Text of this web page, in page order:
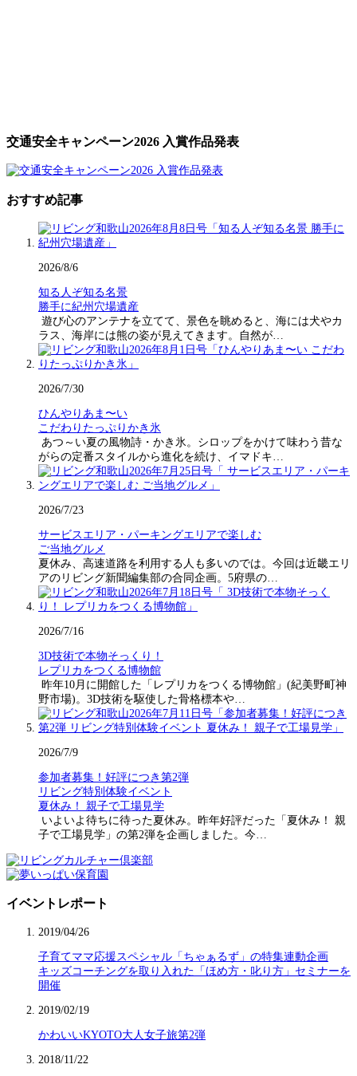
交通安全キャンペーン2026 入賞作品発表
おすすめ記事
2026/8/6
知る人ぞ知る名景
勝手に紀州穴場遺産
遊び心のアンテナを立てて、景色を眺めると、海には犬やカ
ラス、海岸には熊の姿が見えてきます。自然が…
2026/7/30
ひんやりあま〜い
こだわりたっぷりかき氷
あつ～い夏の風物詩・かき氷。シロップをかけて味わう昔な
がらの定番スタイルから進化を続け、イマドキ…
2026/7/23
サービスエリア・パーキングエリアで楽しむ
ご当地グルメ
夏休み、高速道路を利用する人も多いのでは。今回は近畿エリ
アのリビング新聞編集部の合同企画。5府県の…
2026/7/16
3D技術で本物そっくり！
レプリカをつくる博物館
昨年10月に開館した「レプリカをつくる博物館」(紀美野町神
野市場)。3D技術を駆使した骨格標本や…
2026/7/9
参加者募集！好評につき第2弾
リビング特別体験イベント
夏休み！ 親子で工場見学
いよいよ待ちに待った夏休み。昨年好評だった「夏休み！ 親
子で工場見学」の第2弾を企画しました。今…
イベントレポート
2019/04/26
子育てママ応援スペシャル「ちゃぁるず」の特集連動企画
キッズコーチングを取り入れた「ほめ方・叱り方」セミナーを
開催
2019/02/19
かわいいKYOTO大人女子旅第2弾
2018/11/22